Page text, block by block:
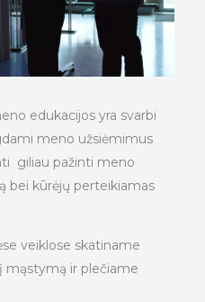
edukacijos yra svarbi
meno užsiėmimus
giliau pažinti meno
bei kūrėjų perteikiamas
veiklose skatiname
mąstymą ir plečiame